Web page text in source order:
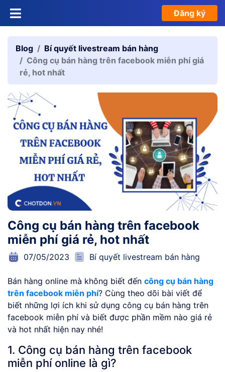
Đăng ký
Blog
Bí quyết livestream bán hàng
Công cụ bán hàng trên facebook miễn phí giá
rẻ, hot nhất
Công cụ bán hàng trên facebook
miễn phí giá rẻ, hot nhất
07/05/2023 Bí quyết livestream bán hàng
Bán hàng online mà không biết đến công cụ bán hàng
trên facebook miễn phí? Cùng theo dõi bài viết để
biết những lợi ích khi sử dụng công cụ bán hàng trên
facebook miễn phí và biết được phần mềm nào giá rẻ
và hot nhất hiện nay nhé!
1. Công cụ bán hàng trên facebook
miễn phí online là gì?